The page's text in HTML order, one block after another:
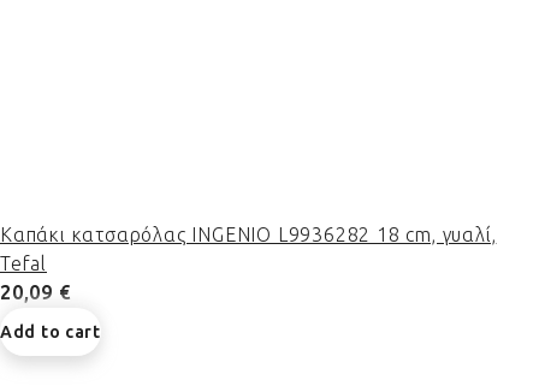
Καπάκι κατσαρόλας INGENIO L9936282 18 cm, γυαλί,
Tefal
20,09 €
Add to cart